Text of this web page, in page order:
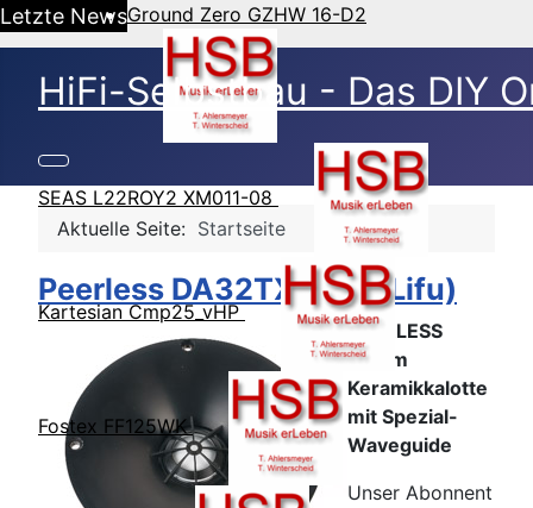
Letzte NewsGround Zero GZHW 16-D2
SEAS L22ROY2 XM011-08
Kartesian Cmp25_vHP
Fostex FF125WK
HiFi-Selbstbau - Das DIY
Aktuelle Seite: Startseite
Peerless DA32TX00-8 (Lifu)
PEERLESS
32mm
Keramikkalotte
mit Spezial-
Waveguide
Unser Abonnent